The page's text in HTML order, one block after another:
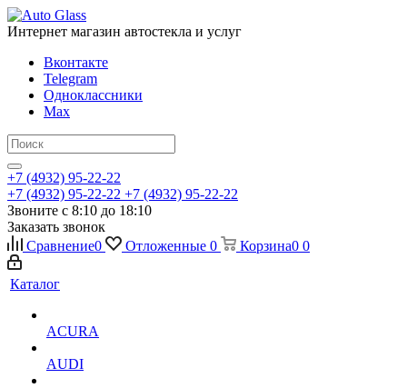
Интернет магазин автостекла и услуг
Вконтакте
Telegram
Одноклассники
Max
+7 (4932) 95-22-22
+7 (4932) 95-22-22 +7 (4932) 95-22-22
Звоните с 8:10 до 18:10
Заказать звонок
Сравнение0 Отложенные 0 Корзина0 0
Каталог
ACURA
AUDI